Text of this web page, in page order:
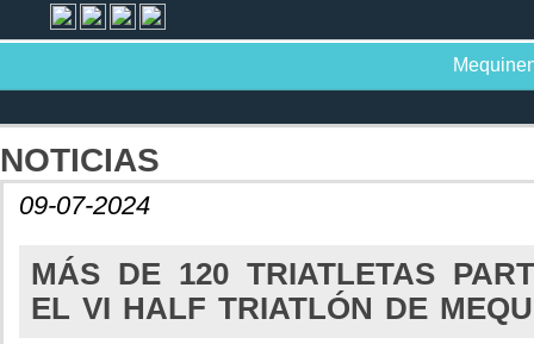
NOTICIAS
09-07-2024
MÁS DE 120 TRIATLETAS
EL VI HALF TRIATLÓN DE